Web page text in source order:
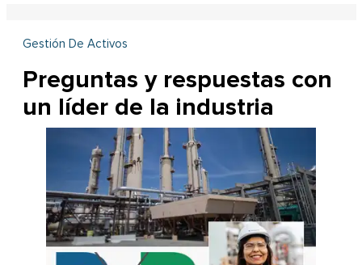
Gestión De Activos
Preguntas y respuestas con
un líder de la industria